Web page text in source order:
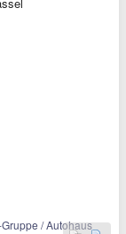
/ Autohaus